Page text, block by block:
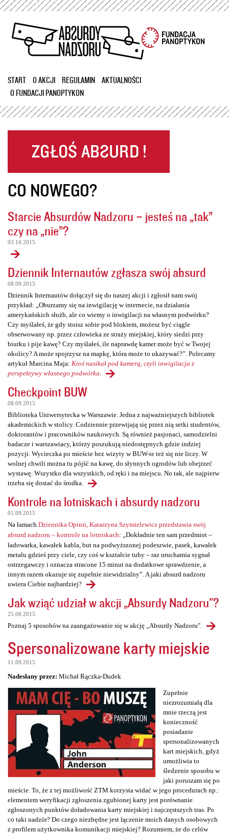
Przejdź
treści
START O AKCJI REGULAMIN
AKTUALNOŚCI
O FUNDACJI PANOPTYKON
CO NOWEGO?
Starcie Absurdów Nadzoru – jesteś na „tak”
czy na „nie”?
03.10.2015
Dziennik Internautów zgłasza swój absurd
08.09.2015
Dziennik Internautów dołączył się do naszej akcji i zgłosił nam swój
przykład: „Oburzamy się na inwigilację w internecie, na działania
amerykańskich służb, ale co wiemy o inwigilacji na własnym podwórku?
Czy myślałeś, że gdy stoisz sobie pod blokiem, możesz być ciągle
obserwowany np. przez człowieka ze straży miejskiej, który siedzi przy
biurku i pije kawę? Czy myślałeś, ile naprawdę kamer może być w Twojej
okolicy? A może spojrzysz na mapkę, która może to ukazywać?”. Polecamy
artykuł Marcina Maja: Ktoś nasikał pod kamerą, czyli inwigilacja z
perspektywy własnego podwórka
Checkpoint BUW
08.09.2015
Biblioteka Uniwersytecka w Warszawie. Jedna z najważniejszych bibliotek
akademickich w stolicy. Codziennie przewijają się przez nią setki studentów,
doktorantów i pracowników naukowych. Są również pasjonaci, samodzielni
badacze i warszawiacy, którzy poszukują niedostępnych gdzie indziej
pozycji. Wycieczka po mieście bez wizyty w BUW-ie też się nie liczy. W
wolnej chwili można tu pójść na kawę, do słynnych ogrodów lub obejrzeć
wystawę. Wszystko dla wszystkich, od ręki i na miejscu. No tak, ale najpierw
trzeba się dostać do środka.
Kontrole na lotniskach i absurdy nadzoru
01.09.2015
Na łamach Dziennika Opinii, Katarzyna Szymielewicz przedstawia swój
absurd nadzoru – kontrole na lotniskach: „Dokładnie ten sam przedmiot –
ładowarka, kawałek kabla, but na podwyższonej podeszwie, pasek, kawałek
metalu gdzieś przy ciele, czy coś w kształcie tuby – raz uruchamia sygnał
ostrzegawczy i oznacza stracone 15 minut na dodatkowe sprawdzenie, a
innym razem okazuje się zupełnie niewidzialny”. A jaki absurd nadzoru
uwiera Ciebie najbardziej?
Jak wziąć udział w akcji „Absurdy Nadzoru"?
25.08.2015
Poznaj 5 sposobów na zaangażowanie się w akcję „Absurdy Nadzoru".
Spersonalizowane karty miejskie
11.09.2015
Nadesłany przez: Michał Rączka-Dudek
Zupełnie
niezrozumiałą dla
mnie rzeczą jest
konieczność
posiadanie
spersonalizowanych
kart miejskich, gdyż
umożliwia to
śledzenie sposobu w
jaki poruszam się po
mieście. To, że z tej możliwość ZTM korzysta widać w jego procedurach np.:
elementem weryfikacji zgłoszenia zgubionej karty jest porównanie
zgłoszonych punktów doładowania karty miejskiej i najczęstszych tras. Po
co taki nadzór? Do czego niezbędne jest łączenie moich danych osobowych
z profilem użytkownika komunikacji miejskiej? Rozumiem, że do celów